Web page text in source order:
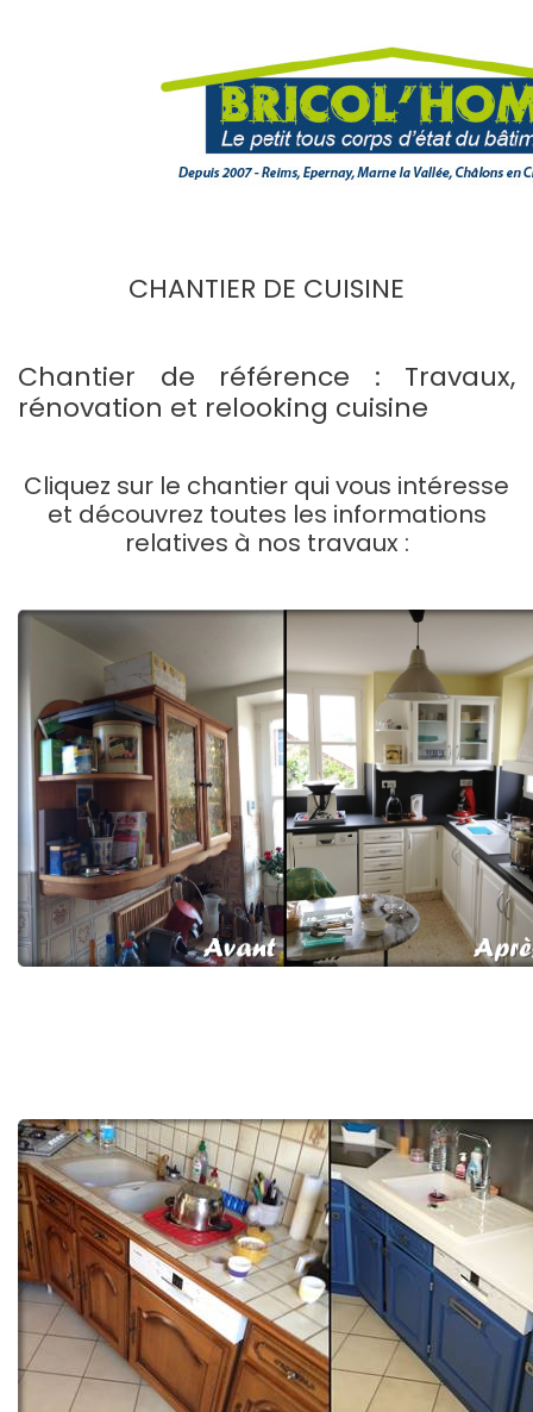
CHANTIER DE CUISINE
Chantier de référence : Travaux,
rénovation et relooking cuisine
Cliquez sur le chantier qui vous intéresse
et découvrez toutes les informations
relatives à nos travaux :